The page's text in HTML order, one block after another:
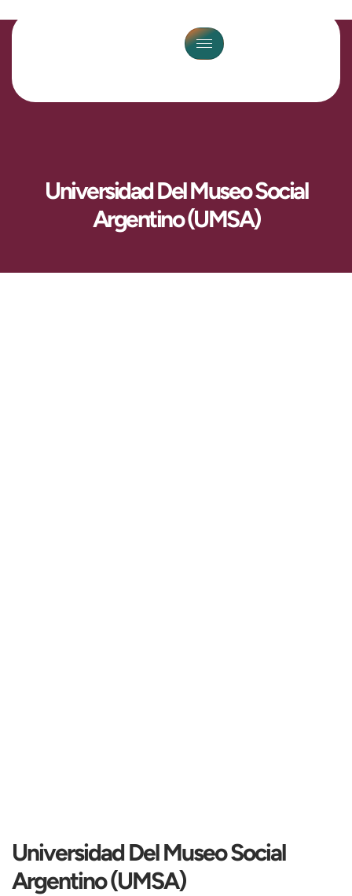
Universidad Del Museo Social
Argentino (UMSA)
Universidad Del Museo Social
Argentino (UMSA)